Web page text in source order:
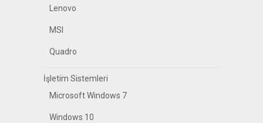
Lenovo
MSI
Quadro
İşletim Sistemleri
Microsoft Windows 7
Windows 10